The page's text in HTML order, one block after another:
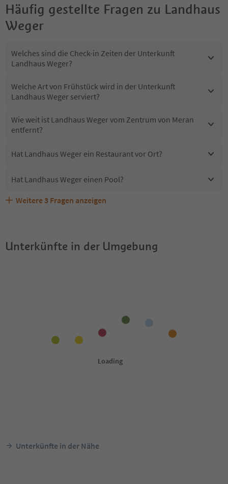
Häufig gestellte Fragen zu Landhaus
Weger
Welches sind die Check-in Zeiten der Unterkunft
Landhaus Weger?
Welche Art von Frühstück wird in der Unterkunft
Landhaus Weger serviert?
Wie weit ist Landhaus Weger vom Zentrum von Meran
entfernt?
Hat Landhaus Weger ein Restaurant vor Ort?
Hat Landhaus Weger einen Pool?
Sind Haustiere in der Unterkunft Landhaus Weger
Welche Services bietet Landhaus Weger?
Erhalten die Gäste von Landhaus Weger einen Südtirol
Weitere 3 Fragen anzeigen
Unterkünfte in der Umgebung
Unterkünfte in der Nähe